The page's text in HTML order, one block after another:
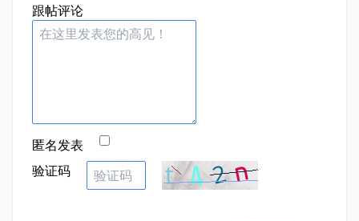
跟帖评论
匿名发表
验证码